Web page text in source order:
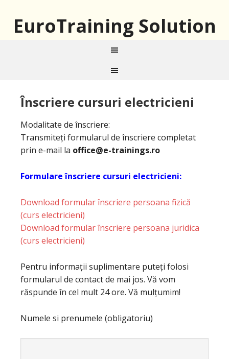
EuroTraining Solution
Înscriere cursuri electricieni
Modalitate de înscriere:
Transmiteți formularul de înscriere completat
prin e-mail la office@e-trainings.ro
Formulare înscriere cursuri electricieni:
Download formular înscriere persoana fizică
(curs electricieni)
Download formular înscriere persoana juridica
(curs electricieni)
Pentru informații suplimentare puteți folosi
formularul de contact de mai jos. Vă vom
răspunde în cel mult 24 ore. Vă mulțumim!
Numele si prenumele (obligatoriu)